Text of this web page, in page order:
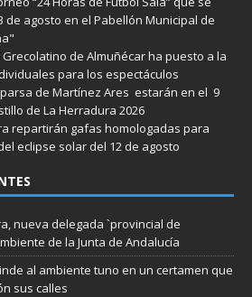
de agosto en el Pabellón Municipal de
Grecolatino de Almuñécar ha puesto a la
para los espectáculos
de Martínez Ares estarán en el 9
de La Herradura 2026
repartirán gafas homologadas para
eclipse solar del 12 de agosto
nueva delegada `provincial de
de la Junta de Andalucía
al ambiente tuno en un certamen que
sus calles